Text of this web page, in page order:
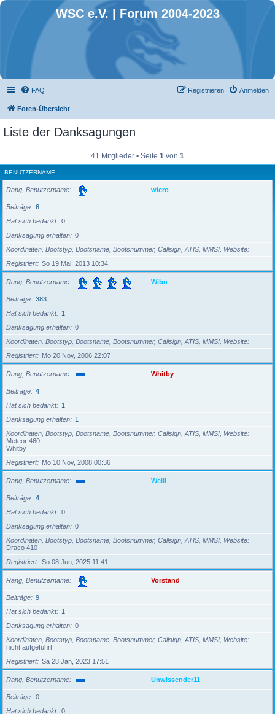
WSC e.V. | Forum 2004-2023
FAQ Anmelden
Registrieren
Foren-Übersicht
Liste der Danksagungen
41 Mitglieder • Seite 1 von 1
BENUTZERNAME
Rang, Benutzername wiero
Beiträge
6
Hat sich bedankt
0
Danksagung erhalten
0
Koordinaten, Bootstyp, Bootsname, Bootsnummer, Callsign, ATIS, MMSI, Website
Registriert
So 19 Mai, 2013 10:34
Rang, Benutzername Wibo
Beiträge
383
Hat sich bedankt
1
Danksagung erhalten
0
Koordinaten, Bootstyp, Bootsname, Bootsnummer, Callsign, ATIS, MMSI, Website
Registriert
Mo 20 Nov, 2006 22:07
Rang, Benutzername Whitby
Beiträge
4
Hat sich bedankt
1
Danksagung erhalten
1
Koordinaten, Bootstyp, Bootsname, Bootsnummer, Callsign, ATIS, MMSI, Website
Meteor 460
Whitby
Registriert
Mo 10 Nov, 2008 00:36
Rang, Benutzername Welli
Beiträge
4
Hat sich bedankt
0
Danksagung erhalten
0
Koordinaten, Bootstyp, Bootsname, Bootsnummer, Callsign, ATIS, MMSI, Website
Draco 410
Registriert
So 08 Jun, 2025 11:41
Rang, Benutzername Vorstand
Beiträge
9
Hat sich bedankt
1
Danksagung erhalten
0
Koordinaten, Bootstyp, Bootsname, Bootsnummer, Callsign, ATIS, MMSI, Website
nicht aufgeführt
Registriert
Sa 28 Jan, 2023 17:51
Rang, Benutzername Unwissender11
Beiträge
0
Hat sich bedankt
0